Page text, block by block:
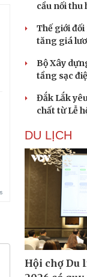
cầu nối
Thế giới
tăng giá
Bộ Xây
tầng sạc
Đắk Lắk
chất từ Lễ
DU LỊCH
Hội chợ Du